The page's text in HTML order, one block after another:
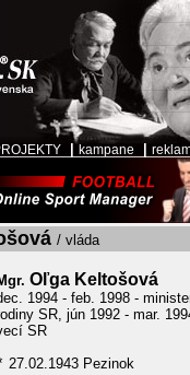
kampane
/ vláda
Oľga Keltošová
1994 - feb. 1998 -
SR, jún 1992 - mar.
SR
27.02.1943 Pezinok